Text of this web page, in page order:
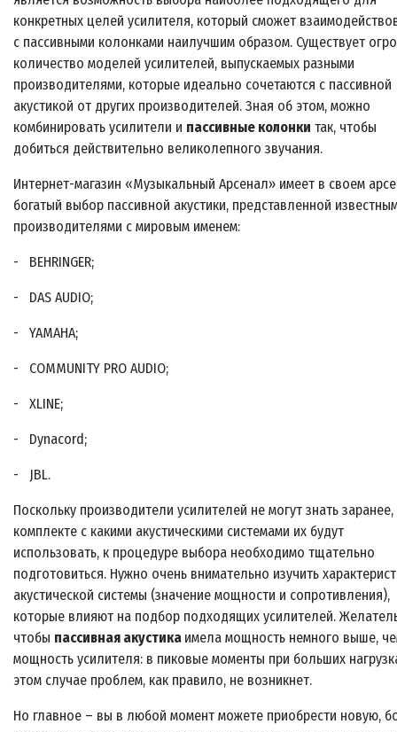
конкретных целей усилителя, который сможет
с пассивными колонками наилучшим образом. Существует
количество моделей усилителей, выпускаемых разными
производителями, которые идеально сочетаются с пассивной
акустикой от других производителей. Зная об этом, можно
комбинировать усилители и пассивные колонки так, чтобы
добиться действительно великолепного звучания.
Интернет-магазин «Музыкальный Арсенал» имеет в своем
богатый выбор пассивной акустики, представленной
производителями с мировым именем:
- BEHRINGER;
- DAS AUDIO;
- YAMAHA;
- COMMUNITY PRO AUDIO;
- XLINE;
- Dynacord;
- JBL.
Поскольку производители усилителей не могут знать заранее,
комплекте с какими акустическими системами их будут
использовать, к процедуре выбора необходимо тщательно
подготовиться. Нужно очень внимательно изучить
акустической системы (значение мощности и сопротивления),
которые влияют на подбор подходящих усилителей.
чтобы пассивная акустика имела мощность немного выше,
мощность усилителя: в пиковые моменты при больших
этом случае проблем, как правило, не возникнет.
Но главное – вы в любой момент можете приобрести новую,